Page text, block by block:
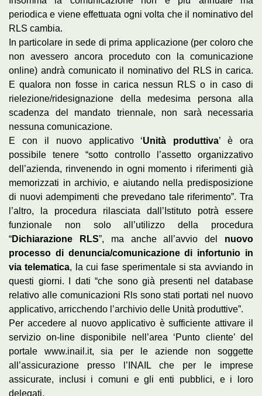
periodica e viene effettuata ogni volta che il nominativo del
RLS cambia.
In particolare in sede di prima applicazione (per coloro che
non avessero ancora proceduto con la comunicazione
online) andrà comunicato il nominativo del RLS in carica.
E qualora non fosse in carica nessun RLS o in caso di
rielezione/ridesignazione della medesima persona alla
scadenza del mandato triennale, non sarà necessaria
nessuna comunicazione.
E con il nuovo applicativo ‘Unità produttiva’ è ora
possibile tenere “sotto controllo l’assetto organizzativo
dell’azienda, rinvenendo in ogni momento i riferimenti già
memorizzati in archivio, e aiutando nella predisposizione
di nuovi adempimenti che prevedano tale riferimento”. Tra
l’altro, la procedura rilasciata dall’Istituto potrà essere
funzionale non solo all’utilizzo della procedura
“Dichiarazione RLS”, ma anche all’avvio del nuovo
processo di denuncia/comunicazione di infortunio in
via telematica, la cui fase sperimentale si sta avviando in
questi giorni. I dati “che sono già presenti nel database
relativo alle comunicazioni Rls sono stati portati nel nuovo
applicativo, arricchendo l’archivio delle Unità produttive”.
Per accedere al nuovo applicativo è sufficiente attivare il
servizio on-line disponibile nell’area ‘Punto cliente’ del
portale www.inail.it, sia per le aziende non soggette
all’assicurazione presso l’INAIL che per le imprese
assicurate, inclusi i comuni e gli enti pubblici, e i loro
delegati.